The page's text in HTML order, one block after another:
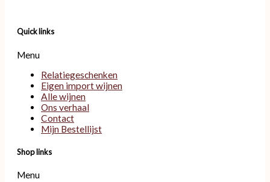
Quick links
Menu
Relatiegeschenken
Eigen import wijnen
Alle wijnen
Ons verhaal
Contact
Mijn Bestellijst
Shop links
Menu